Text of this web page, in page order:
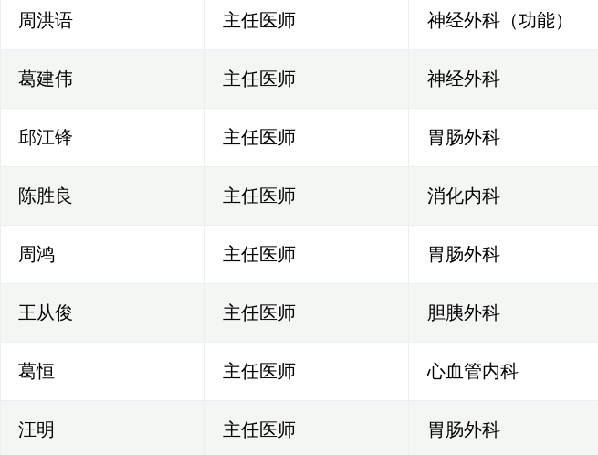
周洪语 主任医师 神经外科（功能）
葛建伟 主任医师 神经外科
邱江锋 主任医师 胃肠外科
陈胜良 主任医师 消化内科
周鸿 主任医师 胃肠外科
王从俊 主任医师 胆胰外科
葛恒 主任医师 心血管内科
汪明 主任医师 胃肠外科